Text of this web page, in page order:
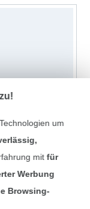
Bald lieferbar
um
mitfür
Werbung
Browsing-